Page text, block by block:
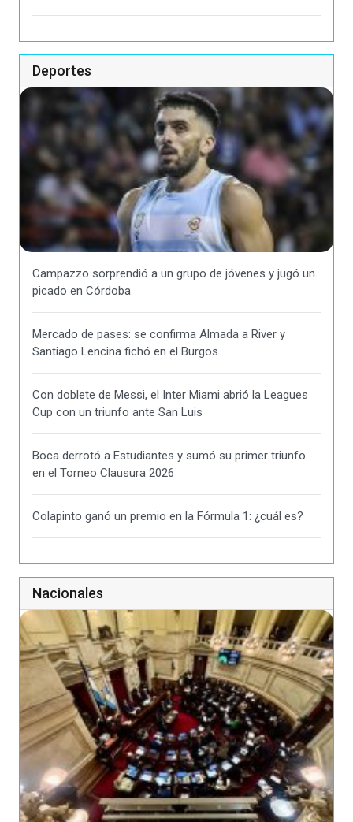
Deportes
Campazzo sorprendió a un grupo de jóvenes y jugó un
picado en Córdoba
Mercado de pases: se confirma Almada a River y
Santiago Lencina fichó en el Burgos
Con doblete de Messi, el Inter Miami abrió la Leagues
Cup con un triunfo ante San Luis
Boca derrotó a Estudiantes y sumó su primer triunfo
en el Torneo Clausura 2026
Colapinto ganó un premio en la Fórmula 1: ¿cuál es?
Nacionales